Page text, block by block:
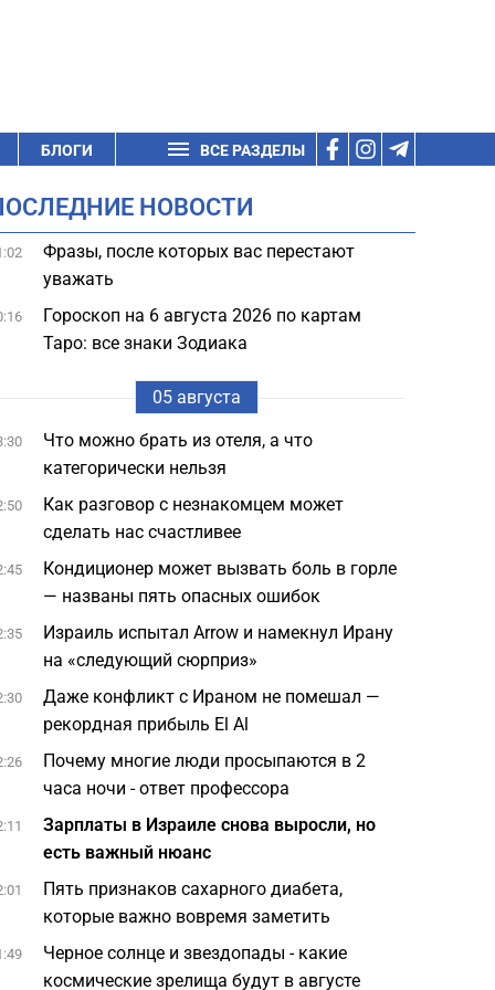
БЛОГИ ВСЕ РАЗДЕЛЫ
НОВОСТИ
Фразы, после которых вас перестают
уважать
Гороскоп на 6 августа 2026 по картам
Таро: все знаки Зодиака
05 августа
Что можно брать из отеля, а что
категорически нельзя
Как разговор с незнакомцем может
сделать нас счастливее
Кондиционер может вызвать боль в горле
— названы пять опасных ошибок
Израиль испытал Arrow и намекнул Ирану
на «следующий сюрприз»
Даже конфликт с Ираном не помешал —
рекордная прибыль El Al
Почему многие люди просыпаются в 2
часа ночи - ответ профессора
Зарплаты в Израиле снова выросли, но
есть важный нюанс
Пять признаков сахарного диабета,
которые важно вовремя заметить
Черное солнце и звездопады - какие
космические зрелища будут в августе